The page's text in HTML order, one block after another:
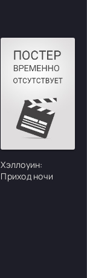
Хэллоуин:
Приход ночи